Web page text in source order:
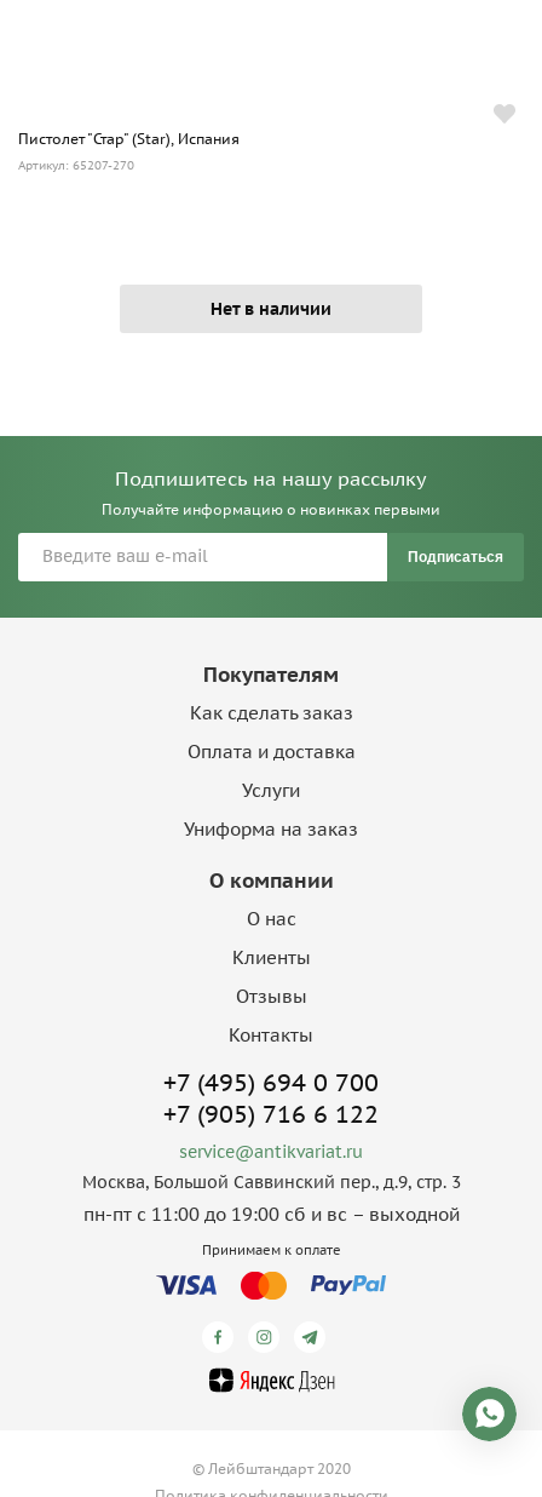
Пистолет "Стар" (Star), Испания
Артикул: 65207-270
Нет в наличии
Подпишитесь на нашу рассылку
Получайте информацию о новинках первыми
Подписаться
Покупателям
Как сделать заказ
Оплата и доставка
Услуги
Униформа на заказ
О компании
О нас
Клиенты
Отзывы
Контакты
+7 (495) 694 0 700
+7 (905) 716 6 122
service@antikvariat.ru
Москва, Большой Саввинский пер., д.9, стр. 3
пн-пт с 11:00 до 19:00 сб и вс – выходной
Принимаем к оплате
© Лейбштандарт 2020